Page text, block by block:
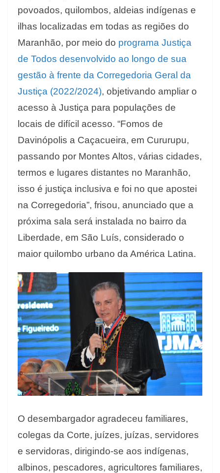
povoados, quilombos, aldeias indígenas e
ilhas localizadas em todas as regiões do
Maranhão, por meio do programa Justiça
de Todos desenvolvido ao longo de sua
gestão à frente da Corregedoria Geral da
Justiça (2022/2024), objetivando ampliar o
acesso à Justiça para populações de
locais de difícil acesso. “Fomos de
Davinópolis a Caçacueira, em Cururupu,
passando por Montes Altos, várias cidades,
termos e lugares distantes no Maranhão,
isso é justiça inclusiva e foi no que apostei
na Corregedoria”, frisou, anunciado que a
próxima sala será instalada no bairro da
Liberdade, em São Luís, considerado o
maior quilombo urbano da América Latina.
O desembargador agradeceu familiares,
colegas da Corte, juízes, juízas, servidores
e servidoras, dirigindo-se aos indígenas,
albinos, pescadores, agricultores familiares,